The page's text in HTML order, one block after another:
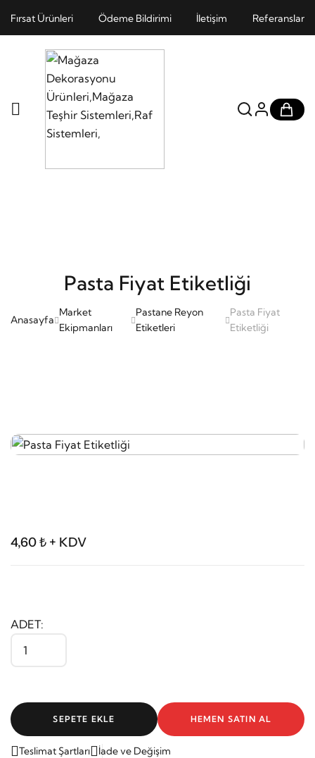
Fırsat Ürünleri Ödeme Bildirimi İletişim Referanslar
Pasta Fiyat Etiketliği
Anasayfa
Market
Ekipmanları
Pastane Reyon
Etiketleri
Pasta Fiyat
Etiketliği
4,60 ₺ + KDV
ADET:
SEPETE EKLE HEMEN SATIN AL
Teslimat Şartları İade ve Değişim